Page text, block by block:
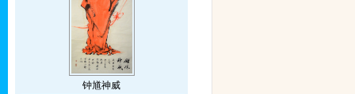
钟馗神威